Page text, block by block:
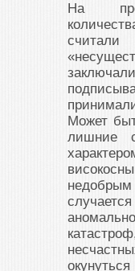
На
Может
лишние